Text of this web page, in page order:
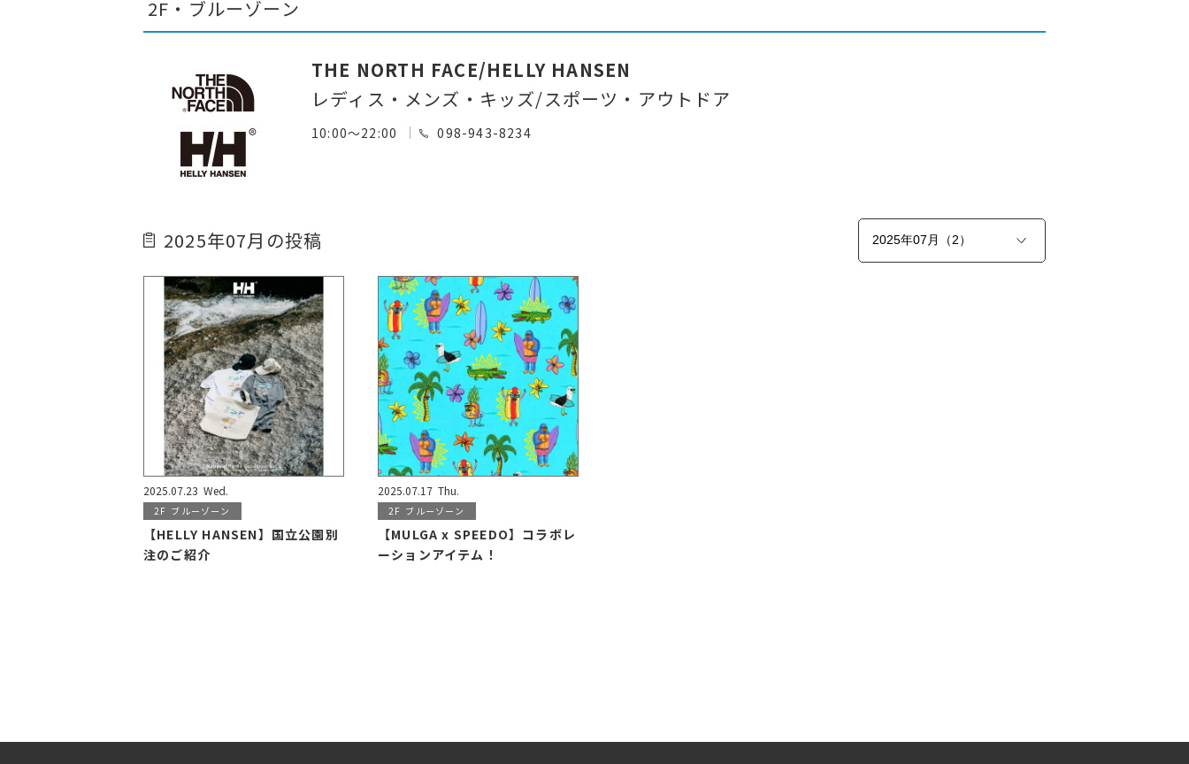
2F・ブルーゾーン
THE NORTH FACE/HELLY HANSEN
レディス・メンズ・キッズ/スポーツ・アウトドア
10:00～22:00 098-943-8234
2025年07月の投稿
2025.07.23 Wed.
2F ブルーゾーン
【HELLY HANSEN】国立公園別
注のご紹介
2025.07.17 Thu.
2F ブルーゾーン
【MULGA x SPEEDO】コラボレ
ーションアイテム！